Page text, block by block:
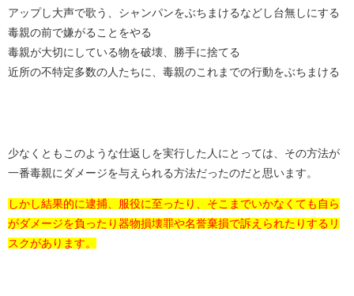
アップし大声で歌う、シャンパンをぶちまけるなどし台無しにする
毒親の前で嫌がることをやる
毒親が大切にしている物を破壊、勝手に捨てる
近所の不特定多数の人たちに、毒親のこれまでの行動をぶちまける
少なくともこのような仕返しを実行した人にとっては、その方法が
一番毒親にダメージを与えられる方法だったのだと思います。
しかし結果的に逮捕、服役に至ったり、そこまでいかなくても自ら
がダメージを負ったり器物損壊罪や名誉棄損で訴えられたりするリ
スクがあります。